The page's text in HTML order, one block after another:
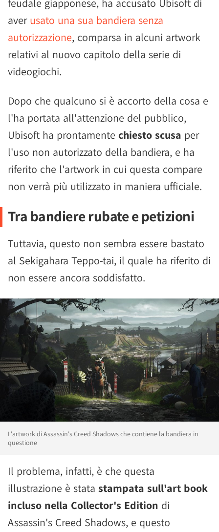
feudale giapponese, ha accusato Ubisoft di
aver usato una sua bandiera senza
autorizzazione, comparsa in alcuni artwork
relativi al nuovo capitolo della serie di
videogiochi.
Dopo che qualcuno si è accorto della cosa e
l'ha portata all'attenzione del pubblico,
Ubisoft ha prontamente chiesto scusa per
l'uso non autorizzato della bandiera, e ha
riferito che l'artwork in cui questa compare
non verrà più utilizzato in maniera ufficiale.
Tra bandiere rubate e petizioni
Tuttavia, questo non sembra essere bastato
al Sekigahara Teppo-tai, il quale ha riferito di
non essere ancora soddisfatto.
L'artwork di Assassin's Creed Shadows che contiene la bandiera in
questione
Il problema, infatti, è che questa
illustrazione è stata stampata sull'art book
incluso nella Collector's Edition di
Assassin's Creed Shadows, e questo